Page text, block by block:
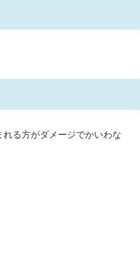
る方がダメージでかいわな